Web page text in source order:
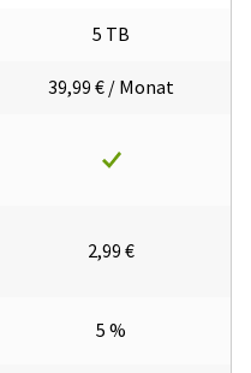
5 TB
39,99 € / Monat
2,99 €
5 %